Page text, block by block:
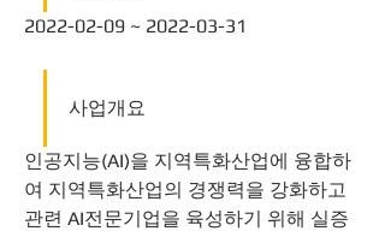
2022-02-09 ~ 2022-03-31
사업개요
인공지능(AI)을 지역특화산업에 융합하
여 지역특화산업의 경쟁력을 강화하고
관련 AI전문기업을 육성하기 위해 실증